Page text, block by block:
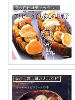
なかしましほさんレシピ